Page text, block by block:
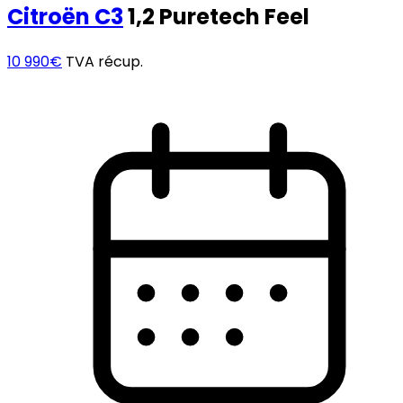
Citroën C31,2 Puretech Feel
10 990€ TVA récup.